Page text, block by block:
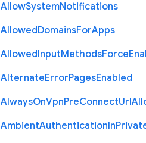
AllowSystemNotifications
AllowedDomainsForApps
AllowedInputMethodsForce
AlternateErrorPagesEnabled
AlwaysOnVpnPreConnectUrl
AmbientAuthenticationIn